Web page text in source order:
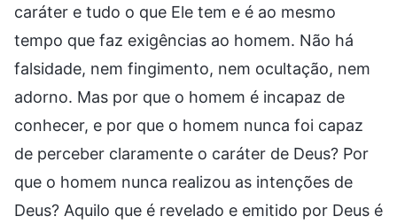
caráter e tudo o que Ele tem e é ao mesmo
tempo que faz exigências ao homem. Não há
falsidade, nem fingimento, nem ocultação, nem
adorno. Mas por que o homem é incapaz de
conhecer, e por que o homem nunca foi capaz
de perceber claramente o caráter de Deus? Por
que o homem nunca realizou as intenções de
Deus? Aquilo que é revelado e emitido por Deus é